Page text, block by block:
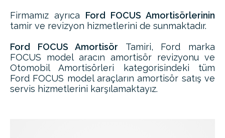
Firmamız ayrıca Ford FOCUS Amortisörlerinin
tamir ve revizyon hizmetlerini de sunmaktadır.
Ford FOCUS Amortisör Tamiri, Ford marka
FOCUS model aracın amortisör revizyonu ve
Otomobil Amortisörleri kategorisindeki tüm
Ford FOCUS model araçların amortisör satış ve
servis hizmetlerini karşılamaktayız.